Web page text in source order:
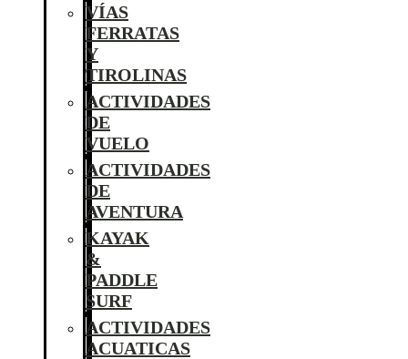
VÍAS
FERRATAS
Y
TIROLINAS
ACTIVIDADES
DE
VUELO
ACTIVIDADES
DE
AVENTURA
KAYAK
&
PADDLE
SURF
ACTIVIDADES
ACUATICAS